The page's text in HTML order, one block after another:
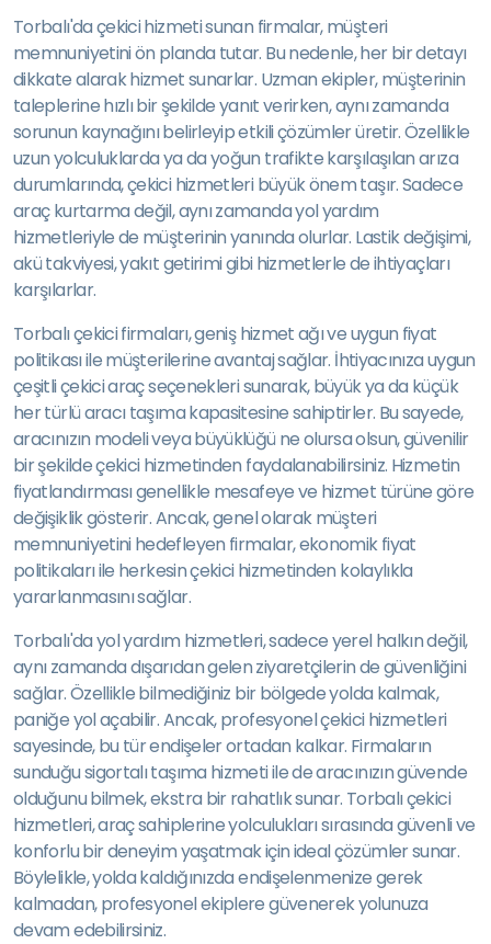
Torbalı'da çekici hizmeti sunan firmalar, müşteri
memnuniyetini ön planda tutar. Bu nedenle, her bir detayı
dikkate alarak hizmet sunarlar. Uzman ekipler, müşterinin
taleplerine hızlı bir şekilde yanıt verirken, aynı zamanda
sorunun kaynağını belirleyip etkili çözümler üretir. Özellikle
uzun yolculuklarda ya da yoğun trafikte karşılaşılan arıza
durumlarında, çekici hizmetleri büyük önem taşır. Sadece
araç kurtarma değil, aynı zamanda yol yardım
hizmetleriyle de müşterinin yanında olurlar. Lastik değişimi,
akü takviyesi, yakıt getirimi gibi hizmetlerle de ihtiyaçları
karşılarlar.
Torbalı çekici firmaları, geniş hizmet ağı ve uygun fiyat
politikası ile müşterilerine avantaj sağlar. İhtiyacınıza uygun
çeşitli çekici araç seçenekleri sunarak, büyük ya da küçük
her türlü aracı taşıma kapasitesine sahiptirler. Bu sayede,
aracınızın modeli veya büyüklüğü ne olursa olsun, güvenilir
bir şekilde çekici hizmetinden faydalanabilirsiniz. Hizmetin
fiyatlandırması genellikle mesafeye ve hizmet türüne göre
değişiklik gösterir. Ancak, genel olarak müşteri
memnuniyetini hedefleyen firmalar, ekonomik fiyat
politikaları ile herkesin çekici hizmetinden kolaylıkla
yararlanmasını sağlar.
Torbalı'da yol yardım hizmetleri, sadece yerel halkın değil,
aynı zamanda dışarıdan gelen ziyaretçilerin de güvenliğini
sağlar. Özellikle bilmediğiniz bir bölgede yolda kalmak,
paniğe yol açabilir. Ancak, profesyonel çekici hizmetleri
sayesinde, bu tür endişeler ortadan kalkar. Firmaların
sunduğu sigortalı taşıma hizmeti ile de aracınızın güvende
olduğunu bilmek, ekstra bir rahatlık sunar. Torbalı çekici
hizmetleri, araç sahiplerine yolculukları sırasında güvenli ve
konforlu bir deneyim yaşatmak için ideal çözümler sunar.
Böylelikle, yolda kaldığınızda endişelenmenize gerek
kalmadan, profesyonel ekiplere güvenerek yolunuza
devam edebilirsiniz.